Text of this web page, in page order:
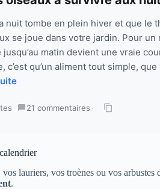
nuit tombe en plein hiver et que le
se joue dans votre jardin. Pour
jusqu’au matin devient une vraie
c’est qu’un aliment tout simple,
· 21 commentaires ·
lauriers, vos troènes ou vos arbustes
.